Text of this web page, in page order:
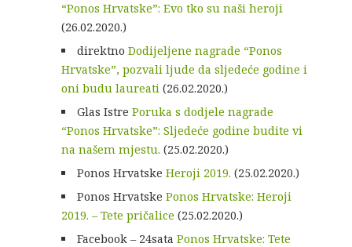
“Ponos Hrvatske”: Evo tko su naši heroji
(26.02.2020.)
direktnoDodijeljene nagrade “Ponos
Hrvatske”, pozvali ljude da sljedeće godine i
oni budu laureati(26.02.2020.)
Glas IstrePoruka s dodjele nagrade
“Ponos Hrvatske”: Sljedeće godine budite vi
na našem mjestu. (25.02.2020.)
Ponos HrvatskeHeroji 2019. (25.02.2020.)
Ponos HrvatskePonos Hrvatske: Heroji
2019. – Tete pričalice (25.02.2020.)
Facebook – 24sataPonos Hrvatske: Tete